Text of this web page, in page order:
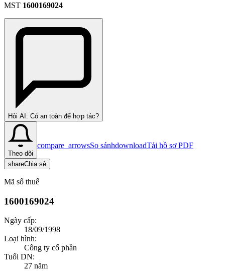
MST 1600169024
Hỏi AI: Có an toàn để hợp tác?
Theo dõi
compare_arrowsSo sánhdownloadTải hồ sơ PDF
shareChia sẻ
Mã số thuế
1600169024
Ngày cấp:
18/09/1998
Loại hình:
Công ty cổ phần
Tuổi DN:
27 năm